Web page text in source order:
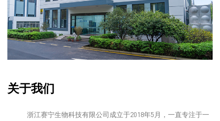
关于我们
浙江赛宁生物科技有限公司成立于2018年5月，一直专注于一